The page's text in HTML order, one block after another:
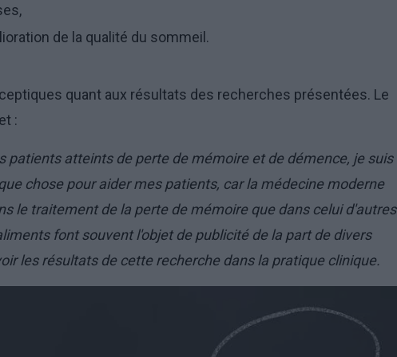
de la qualité du sommeil.
quant aux résultats des recherches présentées. Le
:
patients atteints de perte de mémoire et de démence, je suis
chose pour aider mes patients, car la médecine moderne
le traitement de la perte de mémoire que dans celui d'autres
font souvent l'objet de publicité de la part de divers
les résultats de cette recherche dans la pratique clinique.